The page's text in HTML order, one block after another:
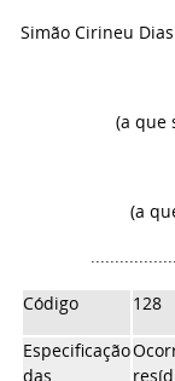
Simão Cirineu Dias
(a que
(a
Código 128
Especificação
das